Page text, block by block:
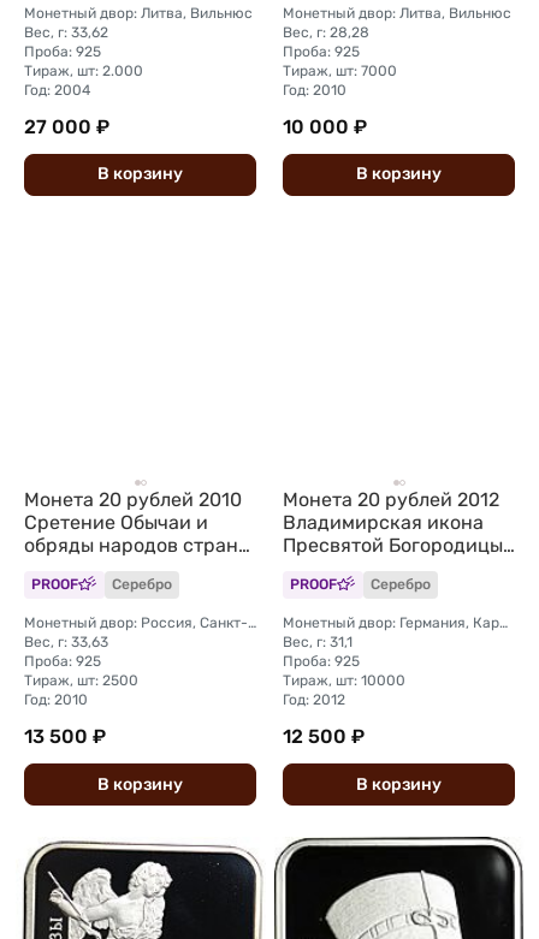
Монетный двор: Литва, Вильнюс
Вес, г: 33,62
Проба: 925
Тираж, шт: 2.000
Год: 2004
27 000 ₽
В корзину
Монетный двор: Литва, Вильнюс
Вес, г: 28,28
Проба: 925
Тираж, шт: 7000
Год: 2010
10 000 ₽
В корзину
Монета 20 рублей 2010
Сретение Обычаи и
обряды народов стран
ЕврАзЭС Беларусь
PROOF Серебро
Монетный двор: Россия, Санкт-Петербург
Вес, г: 33,63
Проба: 925
Тираж, шт: 2500
Год: 2010
13 500 ₽
В корзину
Монета 20 рублей 2012
Владимирская икона
Пресвятой Богородицы
Беларусь
PROOF Серебро
Монетный двор: Германия, Карлсфельд
Вес, г: 31,1
Проба: 925
Тираж, шт: 10000
Год: 2012
12 500 ₽
В корзину